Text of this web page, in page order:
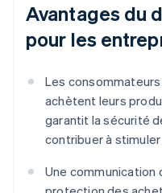
Avantages du
pour les
Les
achètent leurs
garantit la sécurité
contribuer à
Une communication